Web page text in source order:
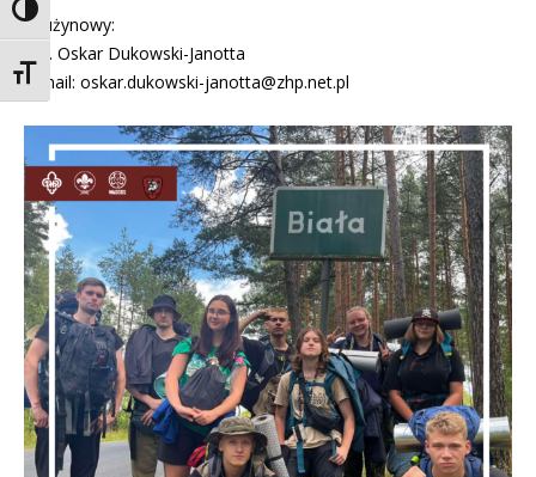
Toggle High Contrast
Toggle Font size
Drużynowy:
HO. Oskar Dukowski-Janotta
E-mail: oskar.dukowski-janotta@zhp.net.pl